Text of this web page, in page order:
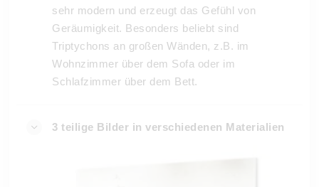
sehr modern und erzeugt das Gefühl von
Geräumigkeit. Besonders beliebt sind
Triptychons an großen Wänden, z.B. im
Wohnzimmer über dem Sofa oder im
Schlafzimmer über dem Bett.
3 teilige Bilder in verschiedenen Materialien